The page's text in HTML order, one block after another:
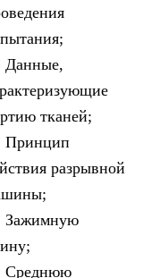
Данные,
тканей;
Принцип
разрывной
Зажимную
Среднюю